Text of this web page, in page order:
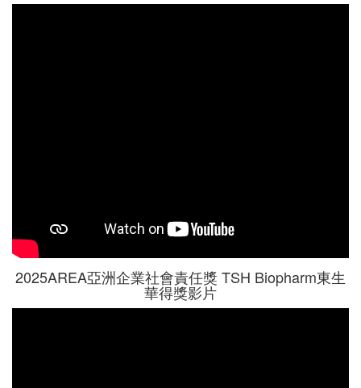
2025AREA亞洲企業社會責任獎 TSH Biopharm東生
華得獎影片